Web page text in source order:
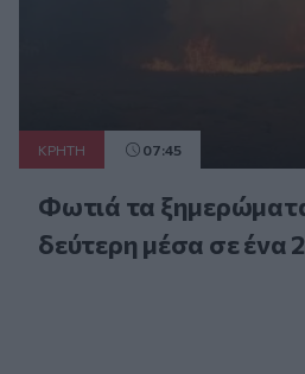
ΚΡΗΤΗ 07:45
Φωτιά τα
δεύτερη μέσα σε ένα